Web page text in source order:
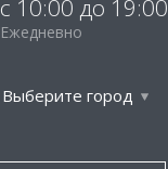
с 10:00 до 19:00
Ежедневно
Выберите город